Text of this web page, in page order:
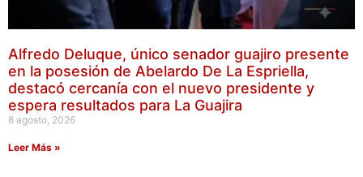
Alfredo Deluque, único senador guajiro presente
en la posesión de Abelardo De La Espriella,
destacó cercanía con el nuevo presidente y
espera resultados para La Guajira
8 agosto, 2026
Leer Más »